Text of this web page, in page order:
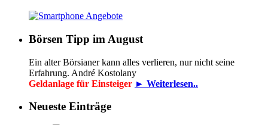
Börsen Tipp im August
Ein alter Börsianer kann alles verlieren, nur nicht seine
Erfahrung. André Kostolany
Geldanlage für Einsteiger ► Weiterlesen..
Neueste Einträge